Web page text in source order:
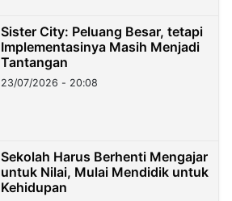
Sister City: Peluang Besar, tetapi
Implementasinya Masih Menjadi
Tantangan
23/07/2026 - 20:08
Sekolah Harus Berhenti Mengajar
untuk Nilai, Mulai Mendidik untuk
Kehidupan